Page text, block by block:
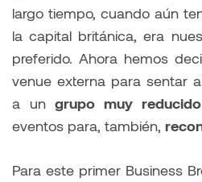
largo tiempo, cuando aún
la capital británica, era
preferido. Ahora hemos
venue externa para sentar
a ungrupo muy reducido
eventos para, también,
Para este primer Business